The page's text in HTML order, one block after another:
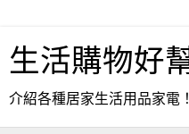
生活購物好
介紹各種居家生活用品家電！